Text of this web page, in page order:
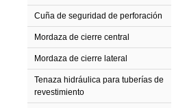
Cuña de seguridad de perforación
Mordaza de cierre central
Mordaza de cierre lateral
Tenaza hidráulica para tuberías de
revestimiento